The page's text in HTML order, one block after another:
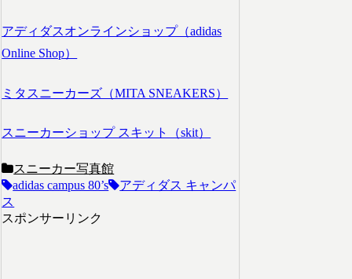
アディダスオンラインショップ（adidas
Online Shop）
ミタスニーカーズ（MITA SNEAKERS）
スニーカーショップ スキット（skit）
スニーカー写真館
adidas campus 80’s
アディダス キャンパ
ス
スポンサーリンク